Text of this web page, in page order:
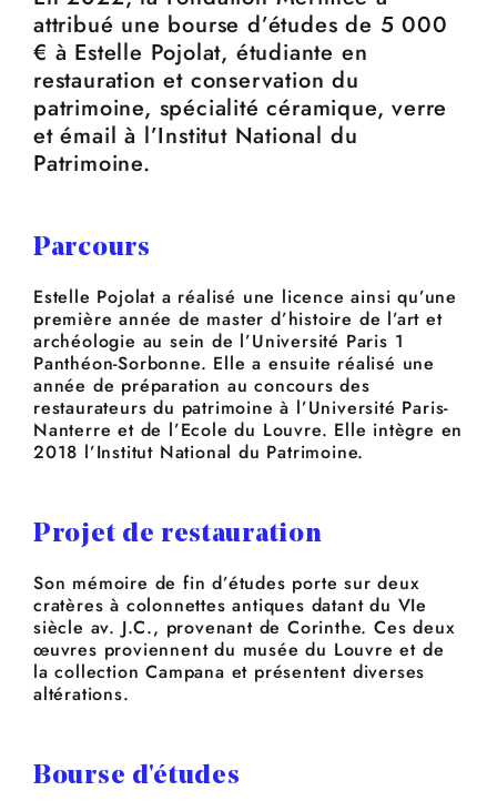
attribué une bourse d’études de 5 000
€ à Estelle Pojolat, étudiante en
restauration et conservation du
patrimoine, spécialité céramique, verre
et émail à l’Institut National du
Patrimoine.
Parcours
Estelle Pojolat a réalisé une licence ainsi qu’une
première année de master d’histoire de l’art et
archéologie au sein de l’Université Paris 1
Panthéon-Sorbonne. Elle a ensuite réalisé une
année de préparation au concours des
restaurateurs du patrimoine à l’Université Paris-
Nanterre et de l’Ecole du Louvre. Elle intègre en
2018 l’Institut National du Patrimoine.
Projet de restauration
Son mémoire de fin d’études porte sur deux
cratères à colonnettes antiques datant du VIe
siècle av. J.C., provenant de Corinthe. Ces deux
œuvres proviennent du musée du Louvre et de
la collection Campana et présentent diverses
altérations.
Bourse d'études